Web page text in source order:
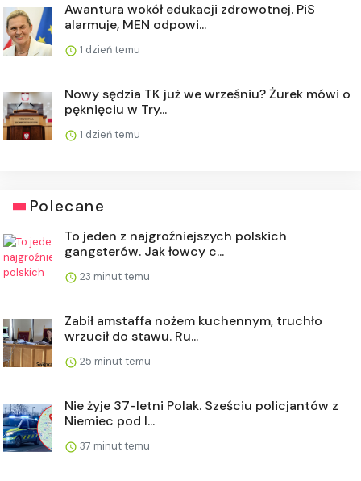
Awantura wokół edukacji zdrowotnej. PiS
alarmuje, MEN odpowi...
1 dzień temu
Nowy sędzia TK już we wrześniu? Żurek mówi o
pęknięciu w Try...
1 dzień temu
Polecane
To jeden z najgroźniejszych polskich
gangsterów. Jak łowcy c...
23 minut temu
Zabił amstaffa nożem kuchennym, truchło
wrzucił do stawu. Ru...
25 minut temu
Nie żyje 37-letni Polak. Sześciu policjantów z
Niemiec pod l...
37 minut temu